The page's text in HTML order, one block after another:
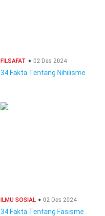
FILSAFAT 02 Des 2024
34 Fakta Tentang Nihilisme
ILMU SOSIAL 02 Des 2024
34 Fakta Tentang Fasisme